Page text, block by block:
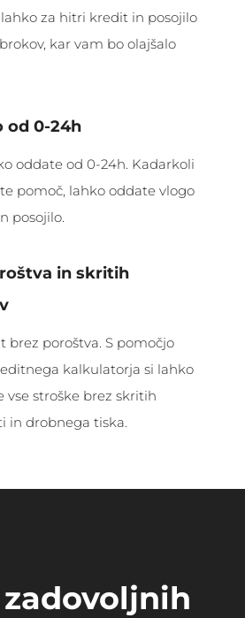
za hitri kredit in posojilo
kar vam bo olajšalo
od 0-24h
oddate od 0-24h. Kadarkoli
pomoč, lahko oddate vlogo
posojilo.
in skritih
brez poroštva. S pomočjo
kalkulatorja si lahko
vse stroške brez skritih
in drobnega tiska.
zadovoljnih